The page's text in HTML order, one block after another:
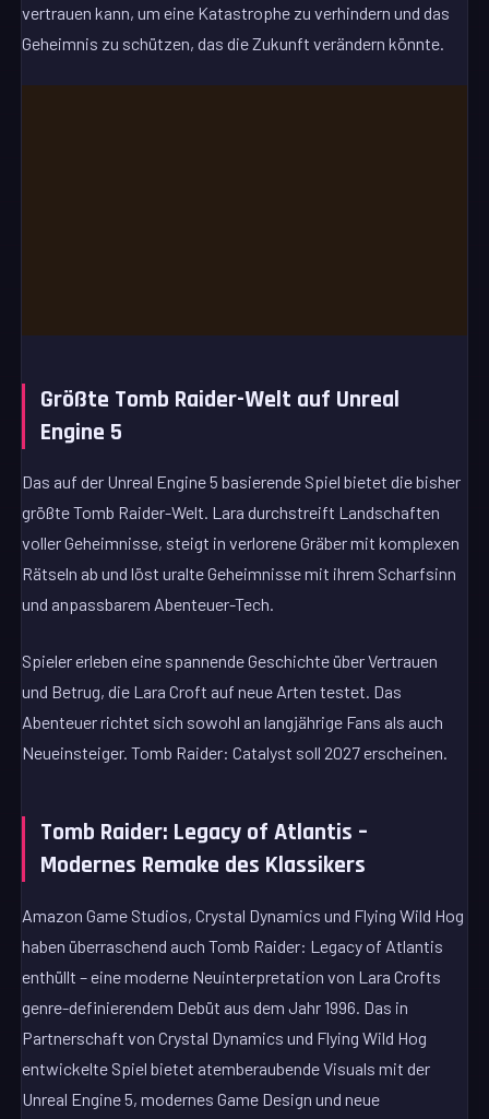
vertrauen kann, um eine Katastrophe zu verhindern und das
Geheimnis zu schützen, das die Zukunft verändern könnte.
Größte Tomb Raider-Welt auf Unreal
Engine 5
Das auf der Unreal Engine 5 basierende Spiel bietet die bisher
größte Tomb Raider-Welt. Lara durchstreift Landschaften
voller Geheimnisse, steigt in verlorene Gräber mit komplexen
Rätseln ab und löst uralte Geheimnisse mit ihrem Scharfsinn
und anpassbarem Abenteuer-Tech.
Spieler erleben eine spannende Geschichte über Vertrauen
und Betrug, die Lara Croft auf neue Arten testet. Das
Abenteuer richtet sich sowohl an langjährige Fans als auch
Neueinsteiger. Tomb Raider: Catalyst soll 2027 erscheinen.
Tomb Raider: Legacy of Atlantis –
Modernes Remake des Klassikers
Amazon Game Studios, Crystal Dynamics und Flying Wild Hog
haben überraschend auch Tomb Raider: Legacy of Atlantis
enthüllt – eine moderne Neuinterpretation von Lara Crofts
genre-definierendem Debüt aus dem Jahr 1996. Das in
Partnerschaft von Crystal Dynamics und Flying Wild Hog
entwickelte Spiel bietet atemberaubende Visuals mit der
Unreal Engine 5, modernes Game Design und neue